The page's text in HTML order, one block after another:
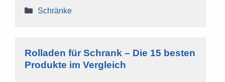
Kategorien
Schränke
Rolladen für Schrank – Die 15 besten
Produkte im Vergleich